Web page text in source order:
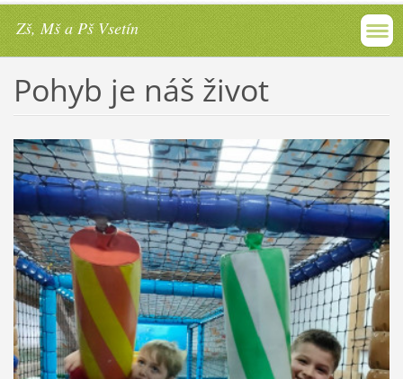
Zš, Mš a Pš Vsetín
Pohyb je náš život